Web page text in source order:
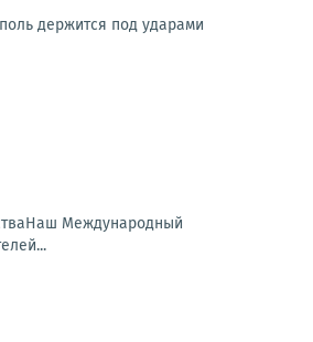
держится под ударами
Международный